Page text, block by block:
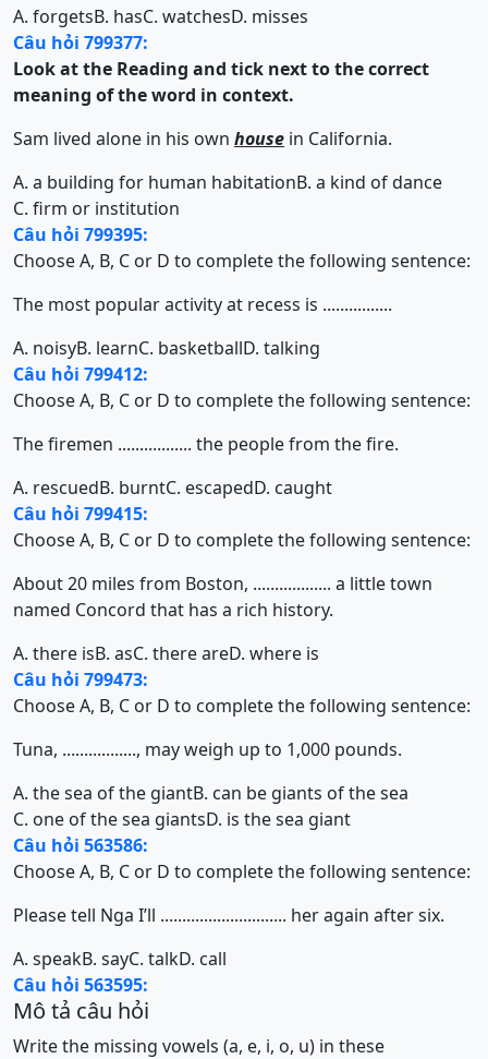
A. forgetsB. hasC. watchesD. misses
Câu hỏi 799377:
Look at the Reading and tick next to the correct
meaning of the word in context.
Sam lived alone in his own house in California.
A. a building for human habitationB. a kind of dance
C. firm or institution
Câu hỏi 799395:
Choose A, B, C or D to complete the following sentence:
The most popular activity at recess is ................
A. noisyB. learnC. basketballD. talking
Câu hỏi 799412:
Choose A, B, C or D to complete the following sentence:
The firemen ................. the people from the fire.
A. rescuedB. burntC. escapedD. caught
Câu hỏi 799415:
Choose A, B, C or D to complete the following sentence:
About 20 miles from Boston, .................. a little town
named Concord that has a rich history.
A. there isB. asC. there areD. where is
Câu hỏi 799473:
Choose A, B, C or D to complete the following sentence:
Tuna, ................., may weigh up to 1,000 pounds.
A. the sea of the giantB. can be giants of the sea
C. one of the sea giantsD. is the sea giant
Câu hỏi 563586:
Choose A, B, C or D to complete the following sentence:
Please tell Nga I’ll ............................. her again after six.
A. speakB. sayC. talkD. call
Câu hỏi 563595:
Mô tả câu hỏi
Write the missing vowels (a, e, i, o, u) in these